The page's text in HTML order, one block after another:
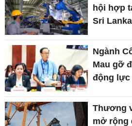
hội hợp
Sri Lanka
Ngành
Mau gỡ
động
Thương
mở rộng